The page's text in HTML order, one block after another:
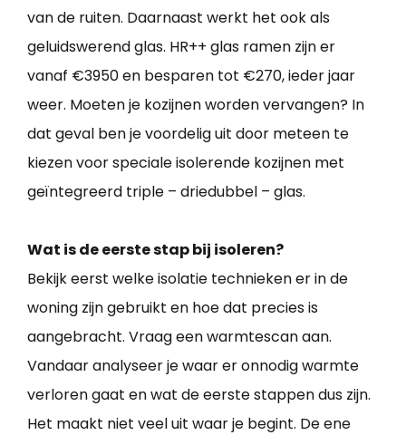
van de ruiten. Daarnaast werkt het ook als
geluidswerend glas. HR++ glas ramen zijn er
vanaf €3950 en besparen tot €270, ieder jaar
weer. Moeten je kozijnen worden vervangen? In
dat geval ben je voordelig uit door meteen te
kiezen voor speciale isolerende kozijnen met
geïntegreerd triple – driedubbel – glas.
Wat is de eerste stap bij isoleren?
Bekijk eerst welke isolatie technieken er in de
woning zijn gebruikt en hoe dat precies is
aangebracht. Vraag een warmtescan aan.
Vandaar analyseer je waar er onnodig warmte
verloren gaat en wat de eerste stappen dus zijn.
Het maakt niet veel uit waar je begint. De ene